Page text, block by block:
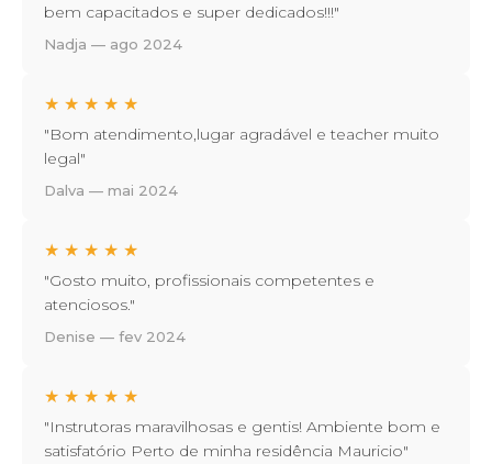
bem capacitados e super dedicados!!!"
Nadja — ago 2024
★ ★ ★ ★ ★
"Bom atendimento,lugar agradável e teacher muito
legal"
Dalva — mai 2024
★ ★ ★ ★ ★
"Gosto muito, profissionais competentes e
atenciosos."
Denise — fev 2024
★ ★ ★ ★ ★
"Instrutoras maravilhosas e gentis! Ambiente bom e
satisfatório Perto de minha residência Mauricio"